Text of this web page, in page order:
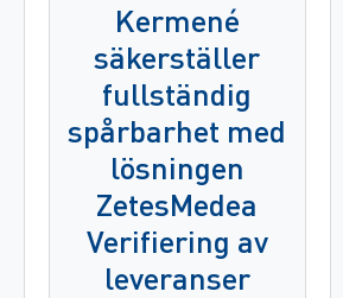
Kermené
säkerställer
fullständig
spårbarhet med
lösningen
ZetesMedea
Verifiering av
leveranser